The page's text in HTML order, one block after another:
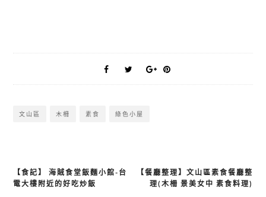
文山區 木柵 素食 綠色小屋
文
【食記】 海賊食堂飯麵小館-台
電大樓附近的好吃炒飯
【餐廳整理】文山區素食餐廳整
理(木柵 景美女中 素食料理)